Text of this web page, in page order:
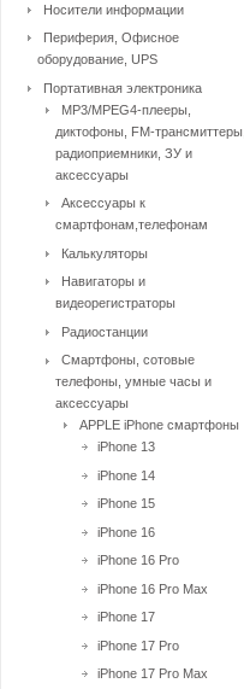
Носители информации
Периферия, Офисное
оборудование, UPS
Портативная электроника
MP3/MPEG4-плееры,
диктофоны, FM-трансмиттеры,
радиоприемники, ЗУ и
аксессуары
Аксессуары к
смартфонам,телефонам
Калькуляторы
Навигаторы и
видеорегистраторы
Радиостанции
Смартфоны, сотовые
телефоны, умные часы и
аксессуары
APPLE iPhone смартфоны
iPhone 13
iPhone 14
iPhone 15
iPhone 16
iPhone 16 Pro
iPhone 16 Pro Max
iPhone 17
iPhone 17 Pro
iPhone 17 Pro Max